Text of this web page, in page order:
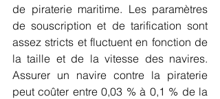
de piraterie maritime. Les paramètres
de souscription et de tarification sont
assez stricts et fluctuent en fonction de
la taille et de la vitesse des navires.
Assurer un navire contre la piraterie
peut coûter entre 0,03 % à 0,1 % de la